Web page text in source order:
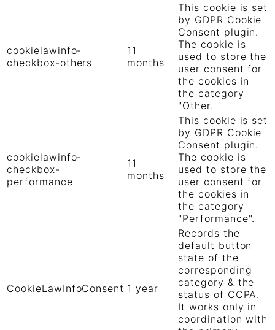
cookielawinfo-
checkbox-others
11
months
This cookie is set
by GDPR Cookie
Consent plugin.
The cookie is
used to store the
user consent for
the cookies in
the category
"Other.
cookielawinfo-
checkbox-
performance
11
months
This cookie is set
by GDPR Cookie
Consent plugin.
The cookie is
used to store the
user consent for
the cookies in
the category
"Performance".
CookieLawInfoConsent 1 year
Records the
default button
state of the
corresponding
category & the
status of CCPA.
It works only in
coordination with